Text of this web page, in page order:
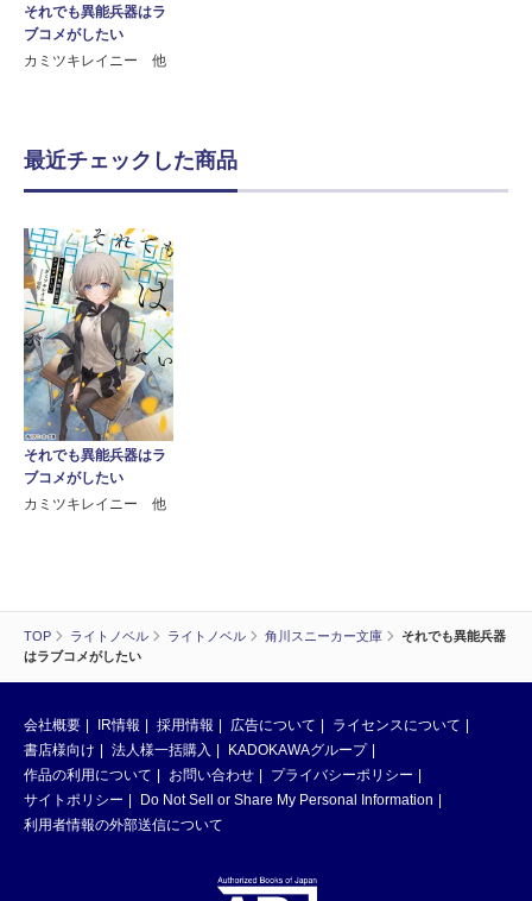
TOP ライトノベル ライトノベル 角川スニーカー文庫
それでも異能兵器
はラブコメがしたい
それでも異能兵器はラ
ブコメがしたい
カミツキレイニー 他
最近チェックした商品
それでも異能兵器はラ
ブコメがしたい
カミツキレイニー 他
会社概要 IR情報 採用情報 広告について
ライセンスについて
書店様向け
法人様一括購入
KADOKAWAグループ
作品の利用について
お問い合わせ
プライバシーポリシー
サイトポリシー
Do Not Sell or Share My Personal Information
利用者情報の外部送信について